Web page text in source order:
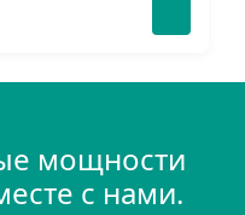
мощности
с нами.